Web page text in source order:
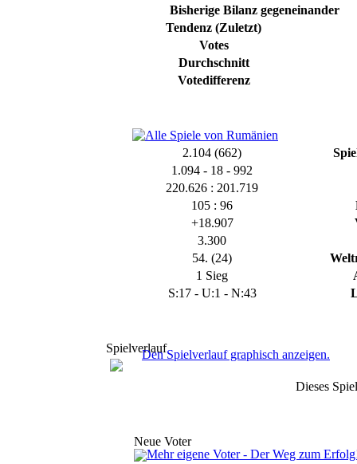
Bisherige Bilanz gegeneinander
Tendenz (Zuletzt)
Votes
Durchschnitt
Votedifferenz
2.104 (662)
1.094 - 18 - 992
220.626 : 201.719
105 : 96
+18.907
3.300
54. (24)
1 Sieg
S:17 - U:1 - N:43
SpielverlaufDen Spielverlauf graphisch anzeigen.
Dieses
Neue Voter